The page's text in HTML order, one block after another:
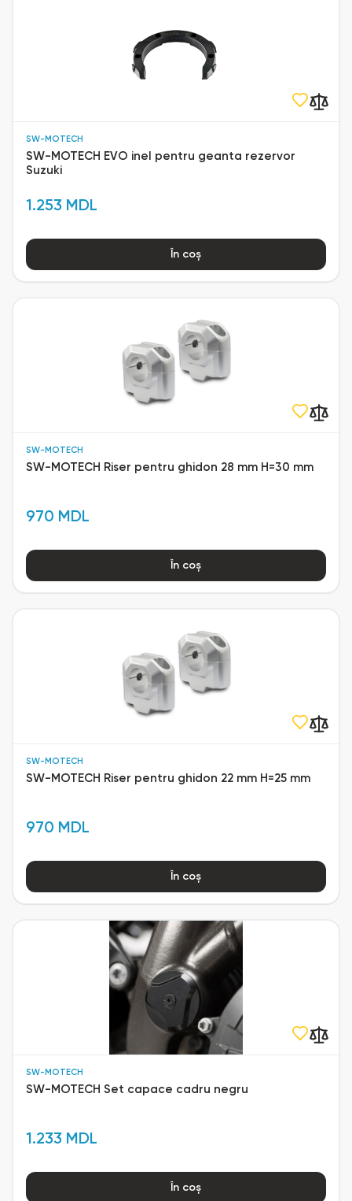
SW-MOTECH
SW-MOTECH EVO inel pentru geanta rezervor
Suzuki
1.253 MDL
În coș
SW-MOTECH
SW-MOTECH Riser pentru ghidon 28 mm H=30 mm
970 MDL
În coș
SW-MOTECH
SW-MOTECH Riser pentru ghidon 22 mm H=25 mm
970 MDL
În coș
SW-MOTECH
SW-MOTECH Set capace cadru negru
1.233 MDL
În coș